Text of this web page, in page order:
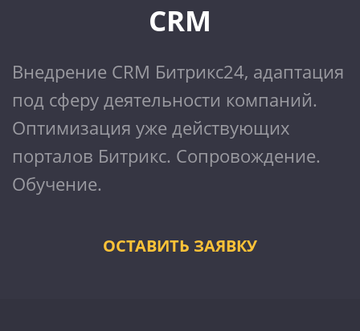
CRM
Внедрение CRM Битрикс24, адаптация
под сферу деятельности компаний.
Оптимизация уже действующих
порталов Битрикс. Сопровождение.
Обучение.
ОСТАВИТЬ ЗАЯВКУ